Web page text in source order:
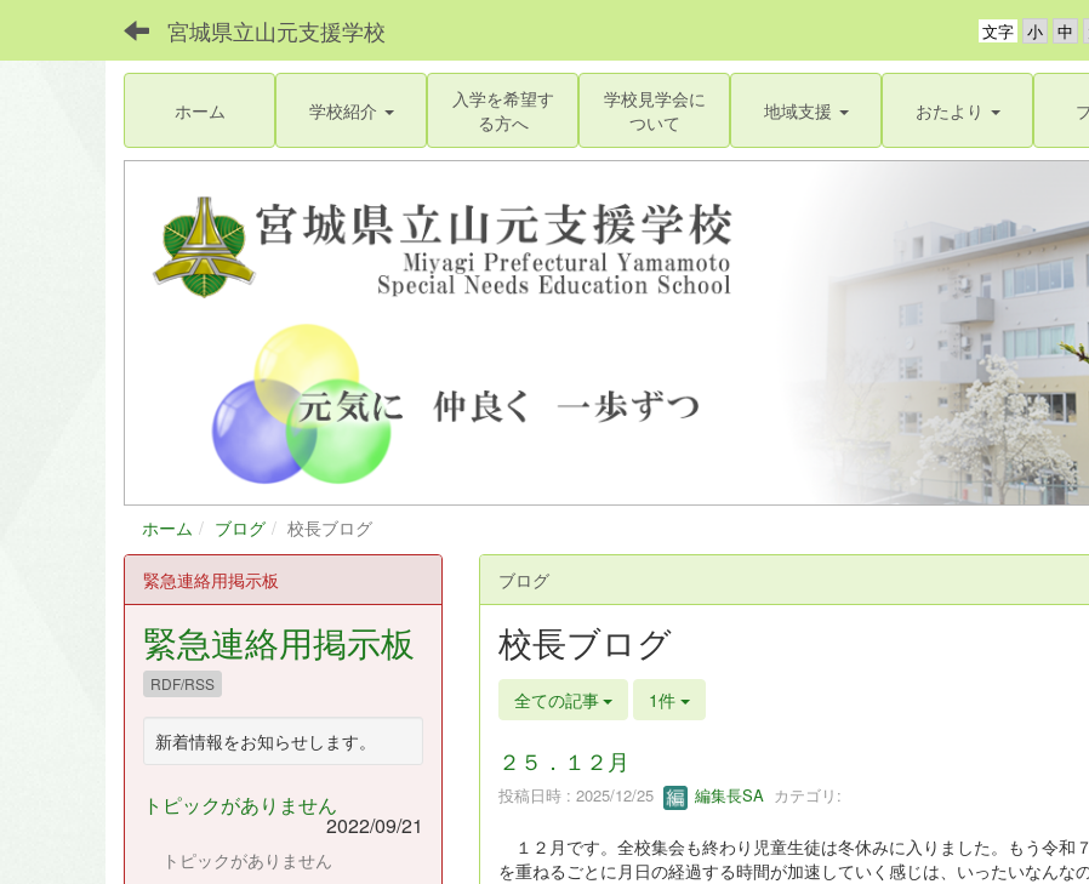
宮城県立山元支援学校 文字
ホーム 学校紹介
入学を希望す
る方へ
学校見学会に
ついて
地域支援 おたより
ホーム ブログ 校長ブログ
ブログ
校長ブログ
全ての記事 1件
２５．１２月
投稿日時 : 2025/12/25 編集長SAカテゴリ:
１２月です。全校集会も終わり児童生徒は冬休みに入りました。もう令和
を重ねるごとに月日の経過する時間が加速していく感じは、いったいなんな
緊急連絡用掲示板
緊急連絡用掲示板
RDF/RSS
新着情報をお知らせします。
トピックがありません
2022/09/21
トピックがありません